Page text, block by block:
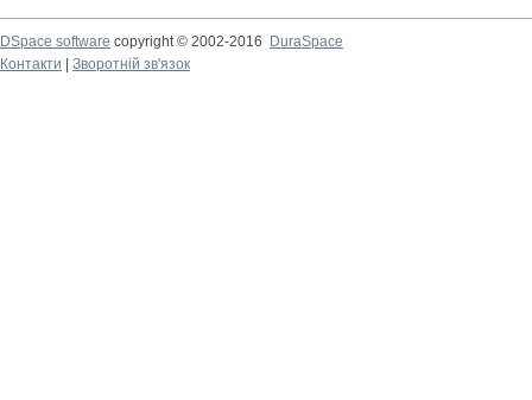
DSpace software copyright © 2002-2016
DuraSpace
Контакти
Зворотній зв'язок